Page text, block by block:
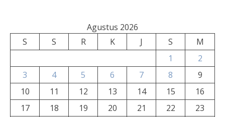
Agustus 2026
S
S R K J S
M
1
2
3
4 5 6 7 8
9
10
11 12 13 14 15
16
17
18 19 20 21 22
23